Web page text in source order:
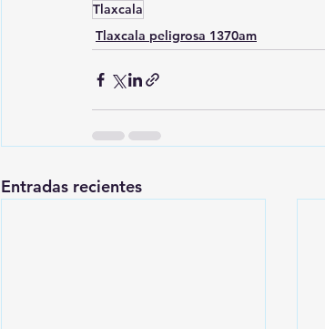
Tlaxcala
Tlaxcala peligrosa 1370am
Entradas recientes